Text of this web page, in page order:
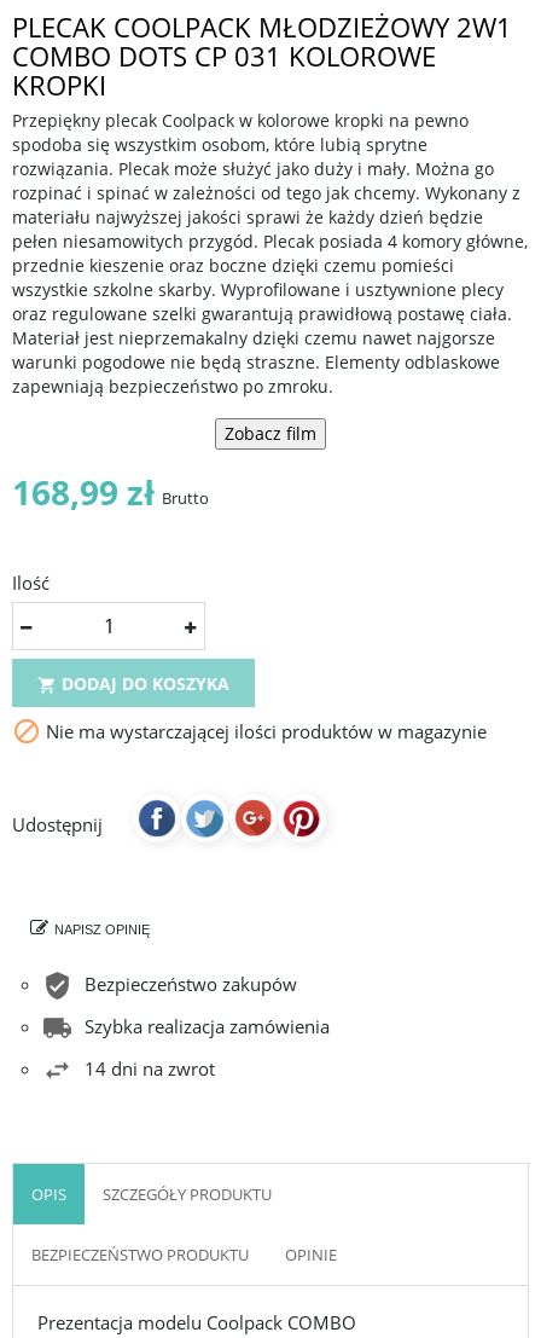
PLECAK COOLPACK MŁODZIEŻOWY 2W1
COMBO DOTS CP 031 KOLOROWE
KROPKI
Przepiękny plecak Coolpack w kolorowe kropki na pewno
spodoba się wszystkim osobom, które lubią sprytne
rozwiązania. Plecak może służyć jako duży i mały. Można go
rozpinać i spinać w zależności od tego jak chcemy. Wykonany z
materiału najwyższej jakości sprawi że każdy dzień będzie
pełen niesamowitych przygód. Plecak posiada 4 komory główne,
przednie kieszenie oraz boczne dzięki czemu pomieści
wszystkie szkolne skarby. Wyprofilowane i usztywnione plecy
oraz regulowane szelki gwarantują prawidłową postawę ciała.
Materiał jest nieprzemakalny dzięki czemu nawet najgorsze
warunki pogodowe nie będą straszne. Elementy odblaskowe
zapewniają bezpieczeństwo po zmroku.
Zobacz film
168,99 zł Brutto
Ilość
 DODAJ DO KOSZYKA
 Nie ma wystarczającej ilości produktów w magazynie
Udostępnij
NAPISZ OPINIĘ
Bezpieczeństwo zakupów
Szybka realizacja zamówienia
14 dni na zwrot
OPIS SZCZEGÓŁY PRODUKTU
BEZPIECZEŃSTWO PRODUKTU OPINIE
Prezentacja modelu Coolpack COMBO